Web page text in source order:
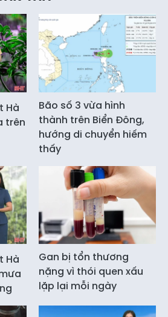
Hà
trên
Bão số 3 vừa hình
thành trên Biển Đông,
hướng di chuyển hiếm
thấy
Hà
Gan bị tổn thương
nặng vì thói quen xấu
lặp lại mỗi ngày